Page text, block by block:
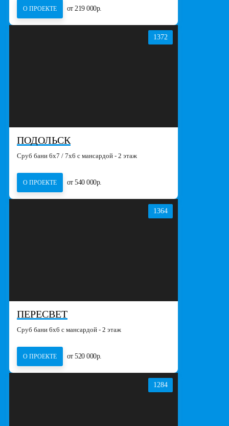
О ПРОЕКТЕ от 219 000р.
1372
ПОДОЛЬСК
Сруб бани 6х7 / 7х6 с мансардой - 2 этаж
О ПРОЕКТЕ от 540 000р.
1364
ПЕРЕСВЕТ
Сруб бани 6х6 с мансардой - 2 этаж
О ПРОЕКТЕ от 520 000р.
1284